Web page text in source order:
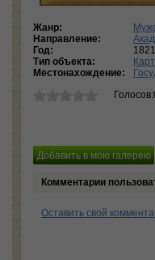
Жанр:
Направление:
Год:
1821
Тип объекта:
Местонахождение:
Комментарии
Оставить свой